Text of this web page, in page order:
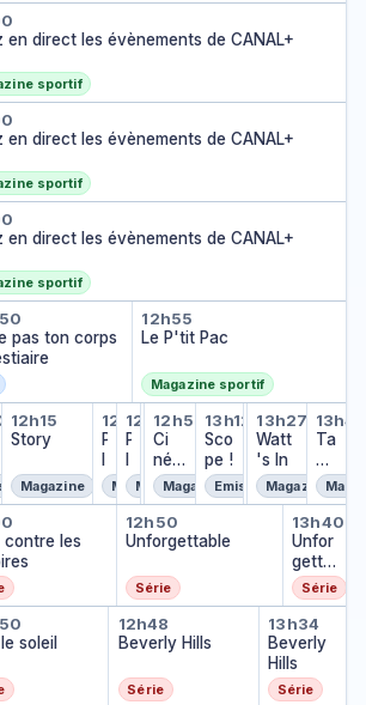
en direct les
en direct les évènements de CANAL+
sportif
en direct les
en direct les évènements de CANAL+
sportif
en direct les
en direct les évènements de CANAL+
sportif
pas ton corps au
pas ton corps
Le P'tit Pac
12h55
Le P'tit Pac
Magazine sportif
!
!
!
Story
12h15
Story
Magazine
Planète C
12h42
P
a
n
Magazine
Planète C
12h49
P
a
n
è
t
C
Magazine
Agenda
12h56
Agenda
…
Ci né ma
12h57
Ci
né
maMagazine
Scope !
13h12
Sco
pe !
Emission
Agenda
13h26
Agenda
…
Watt's
13h27
Watt
's In
Magazine
13h45
Ta
nt
d'
éc
ra
ns
contre les vampires
contre les
Unforgettable
12h50
Unforgettable
Série
13h40
Unfor
getta
bleSérie
le soleil
soleil
Beverly Hills
12h48
Beverly Hills
Série
13h34
Beverly
Hills
Série